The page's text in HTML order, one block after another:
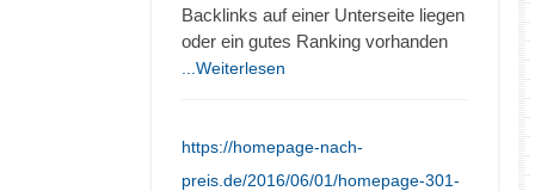
Backlinks auf einer Unterseite liegen
oder ein gutes Ranking vorhanden
...Weiterlesen
https://homepage-nach-
preis.de/2016/06/01/homepage-301-